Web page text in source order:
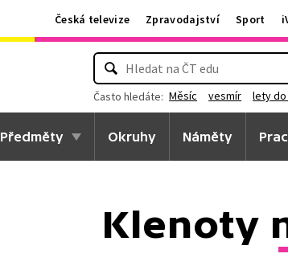
Česká televize Zpravodajství Sport
Často hledáte: Měsíc vesmír lety do
Předměty Okruhy Náměty
Klenoty